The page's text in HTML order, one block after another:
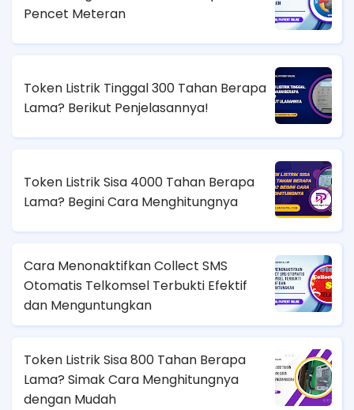
Pencet Meteran
Token Listrik Tinggal 300 Tahan Berapa
Lama? Berikut Penjelasannya!
Token Listrik Sisa 4000 Tahan Berapa
Lama? Begini Cara Menghitungnya
Cara Menonaktifkan Collect SMS
Otomatis Telkomsel Terbukti Efektif
dan Menguntungkan
Token Listrik Sisa 800 Tahan Berapa
Lama? Simak Cara Menghitungnya
dengan Mudah